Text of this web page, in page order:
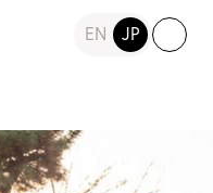
EN JP